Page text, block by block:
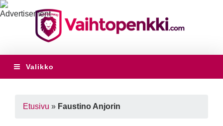
Valikko
Etusivu » Faustino Anjorin